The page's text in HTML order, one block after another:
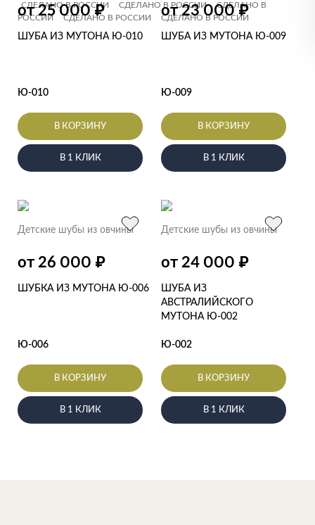
СДЕЛАНО В РОССИИ
СДЕЛАНО В РОССИИ
СДЕЛАНО В
РОССИИ
СДЕЛАНО В РОССИИ СДЕЛАНО В РОССИИ
от 25 000₽
ШУБА ИЗ МУТОНА Ю-010
Ю-010
В КОРЗИНУ
В 1 КЛИК
от 23 000₽
ШУБА ИЗ МУТОНА Ю-009
Ю-009
В КОРЗИНУ
В 1 КЛИК
Детские шубы из овчины
от 26 000 ₽
ШУБКА ИЗ МУТОНА Ю-006
Ю-006
В КОРЗИНУ
В 1 КЛИК
Детские шубы из овчины
от 24 000 ₽
ШУБА ИЗ
АВСТРАЛИЙСКОГО
МУТОНА Ю-002
Ю-002
В КОРЗИНУ
В 1 КЛИК